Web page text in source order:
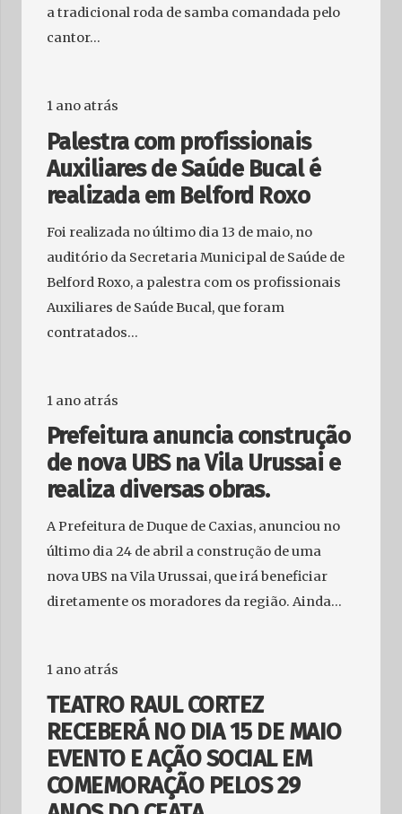
a tradicional roda de samba comandada pelo
cantor…
1 ano atrás
Palestra com profissionais
Auxiliares de Saúde Bucal é
realizada em Belford Roxo
Foi realizada no último dia 13 de maio, no
auditório da Secretaria Municipal de Saúde de
Belford Roxo, a palestra com os profissionais
Auxiliares de Saúde Bucal, que foram
contratados…
1 ano atrás
Prefeitura anuncia construção
de nova UBS na Vila Urussai e
realiza diversas obras.
A Prefeitura de Duque de Caxias, anunciou no
último dia 24 de abril a construção de uma
nova UBS na Vila Urussai, que irá beneficiar
diretamente os moradores da região. Ainda…
1 ano atrás
TEATRO RAUL CORTEZ
RECEBERÁ NO DIA 15 DE MAIO
EVENTO E AÇÃO SOCIAL EM
COMEMORAÇÃO PELOS 29